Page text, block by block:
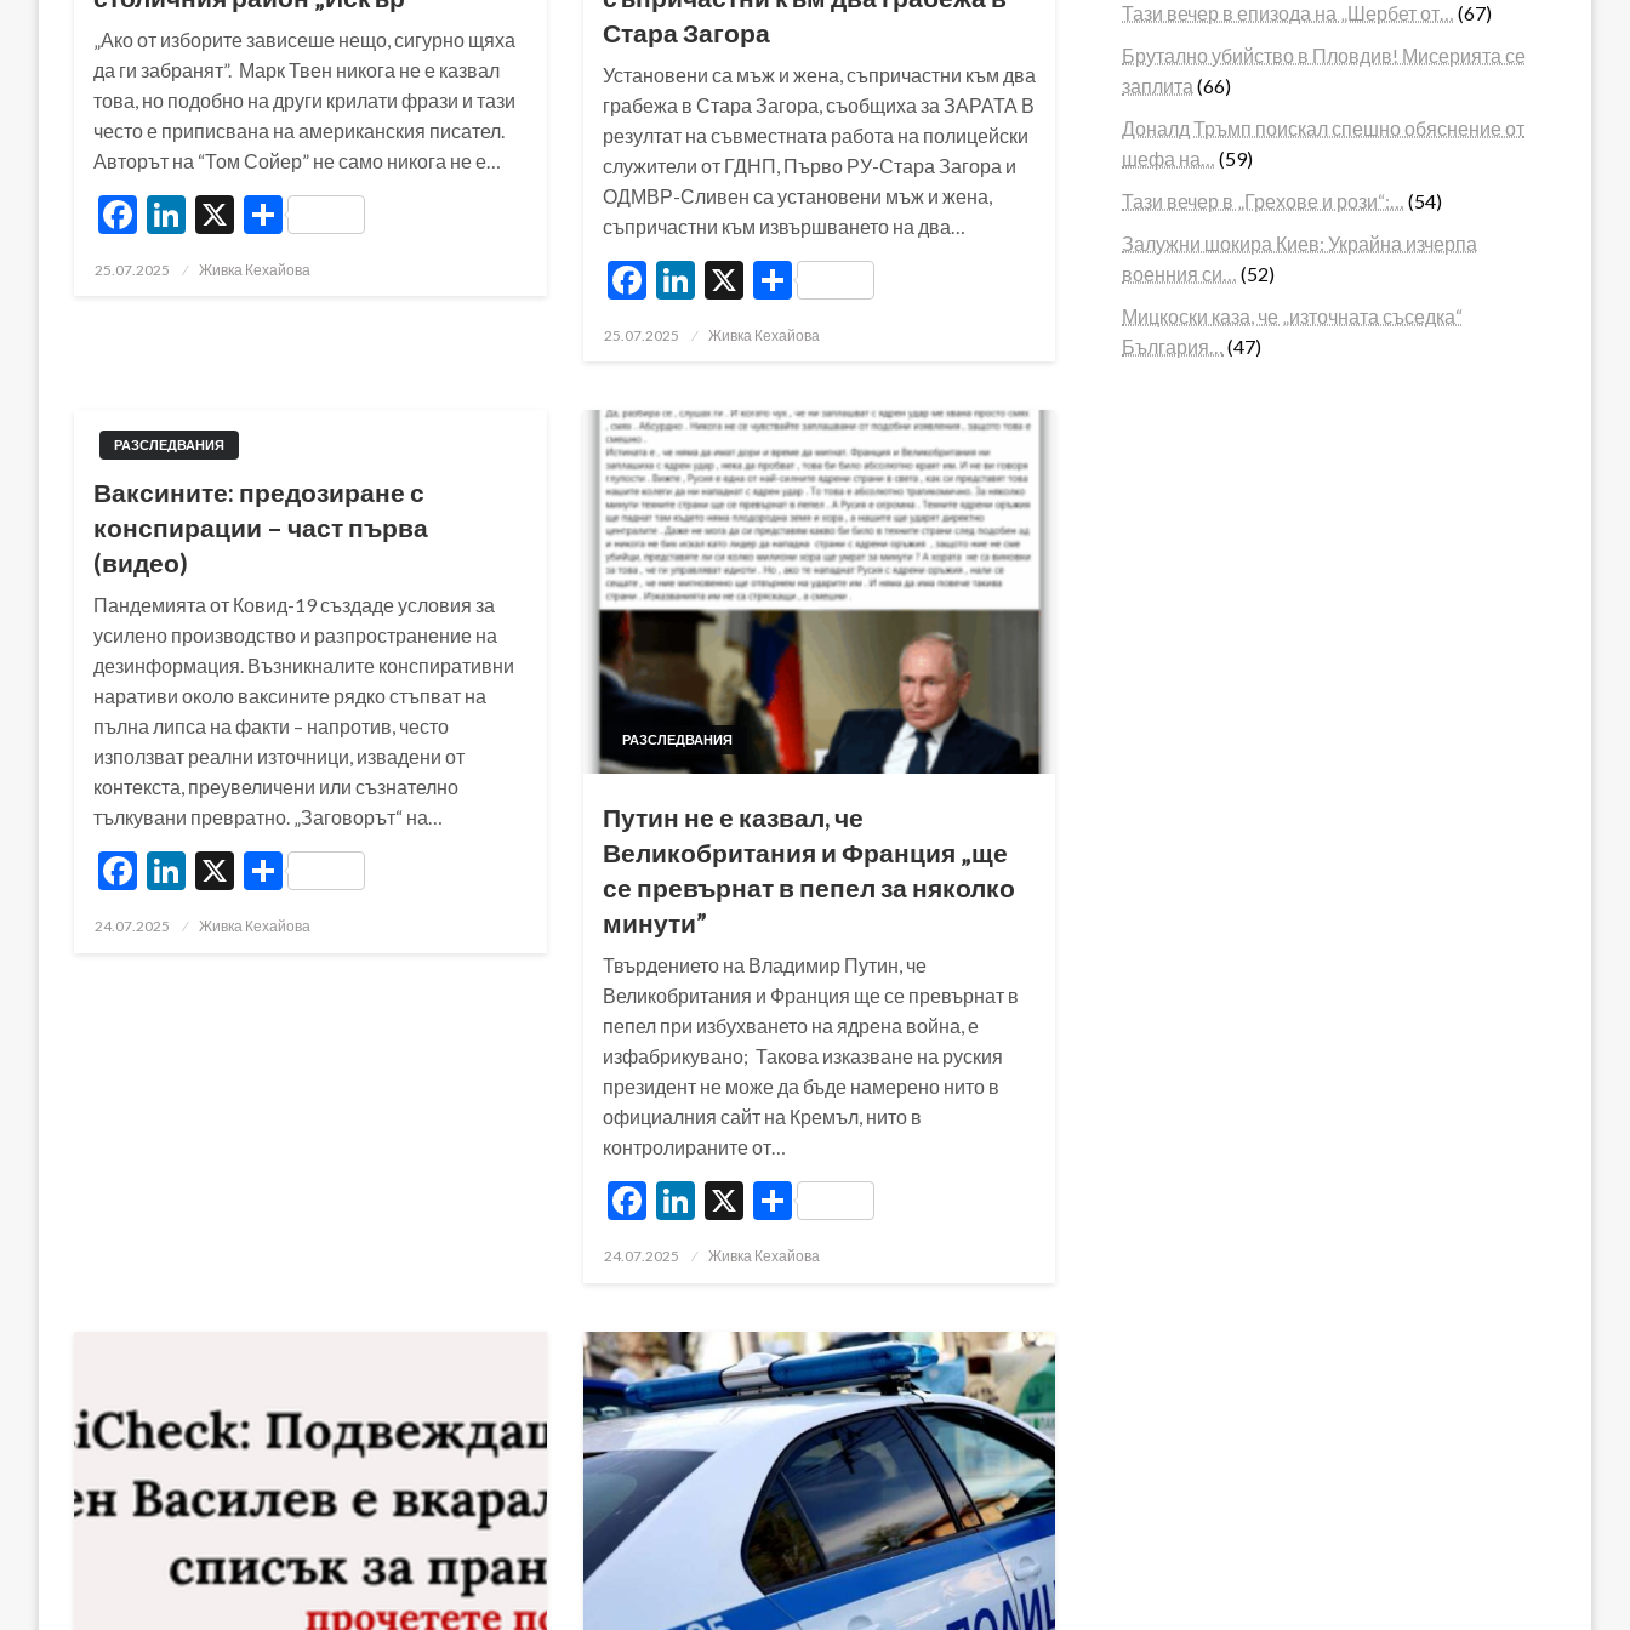
„Ако от изборите зависеше нещо, сигурно щяха
да ги забранят”. Марк Твен никога не е казвал
това, но подобно на други крилати фрази и тази
често е приписвана на американския писател.
Авторът на “Том Сойер” не само никога не е…
Facebook
LinkedIn
X Share
Posted
25.07.2025 Живка Кехайова
Стара Загора
Установени са мъж и жена, съпричастни към два
грабежа в Стара Загора, съобщиха за ЗАРАТА В
резултат на съвместната работа на полицейски
служители от ГДНП, Първо РУ-Стара Загора и
ОДМВР-Сливен са установени мъж и жена,
съпричастни към извършването на два…
Facebook
LinkedIn
X Share
Posted
25.07.2025 Живка Кехайова
РАЗСЛЕДВАНИЯ
Ваксините: предозиране с
конспирации – част първа
(видео)
Пандемията от Ковид-19 създаде условия за
усилено производство и разпространение на
дезинформация. Възникналите конспиративни
наративи около ваксините рядко стъпват на
пълна липса на факти – напротив, често
използват реални източници, извадени от
контекста, преувеличени или съзнателно
тълкувани превратно. „Заговорът“ на…
Facebook
LinkedIn
X Share
Posted
24.07.2025 Живка Кехайова
РАЗСЛЕДВАНИЯ
Путин не е казвал, че
Великобритания и Франция „ще
се превърнат в пепел за няколко
минути”
Твърдението на Владимир Путин, че
Великобритания и Франция ще се превърнат в
пепел при избухването на ядрена война, е
изфабрикувано; Такова изказване на руския
президент не може да бъде намерено нито в
официалния сайт на Кремъл, нито в
контролираните от…
Facebook
LinkedIn
X Share
Posted
24.07.2025 Живка Кехайова
Тази вечер в епизода на „Шербет от…
(67)
Брутално убийство в Пловдив! Мисерията се
заплита (66)
Доналд Тръмп поискал спешно обяснение от
шефа на…
(59)
Тази вечер в „Грехове и рози“:…
(54)
Залужни шокира Киев: Украйна изчерпа
военния си…
(52)
Мицкоски каза, че „източната съседка“
България…
(47)